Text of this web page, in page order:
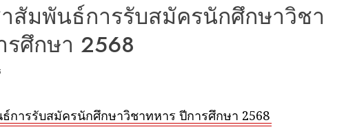
สัมพันธ์การรับสมัครนักศึกษาวิชา
รศึกษา 2568
การรับสมัครนักศึกษาวิชาทหาร ปีการศึกษา 2568